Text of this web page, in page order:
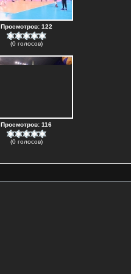
Просмотров: 122
(0 голосов)
Просмотров: 116
(0 голосов)